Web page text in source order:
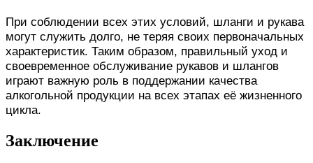
При соблюдении всех этих условий, шланги и рукава
могут служить долго, не теряя своих первоначальных
характеристик. Таким образом, правильный уход и
своевременное обслуживание рукавов и шлангов
играют важную роль в поддержании качества
алкогольной продукции на всех этапах её жизненного
цикла.
Заключение